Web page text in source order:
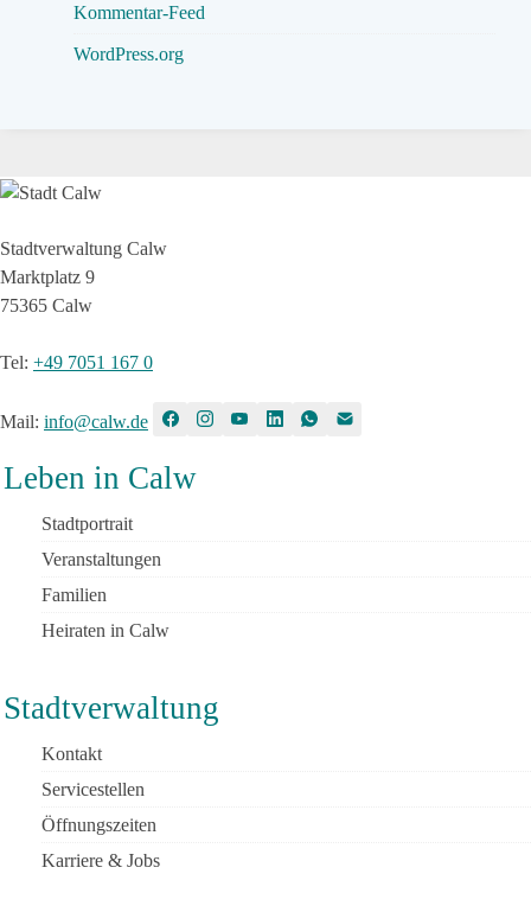
Kommentar-Feed
WordPress.org
Stadtverwaltung Calw
Marktplatz 9
75365 Calw
Tel: +49 7051 167 0
Mail: info@calw.de
Leben in Calw
Stadtportrait
Veranstaltungen
Familien
Heiraten in Calw
Stadtverwaltung
Kontakt
Servicestellen
Öffnungszeiten
Karriere & Jobs